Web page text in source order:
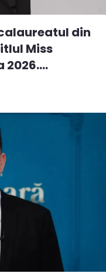
din
Miss
2026.